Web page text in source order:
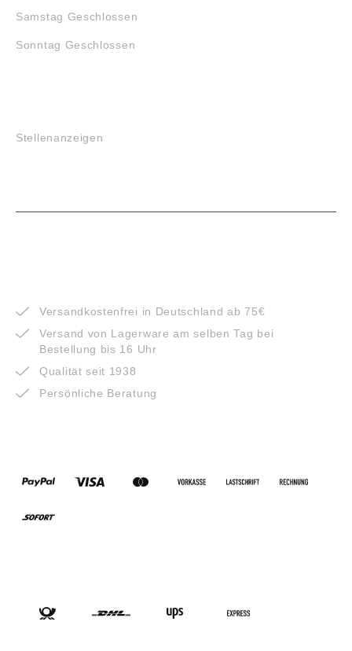
Samstag Geschlossen
Sonntag Geschlossen
Stellenanzeigen
Versandkostenfrei in Deutschland ab 75€
Versand von Lagerware am selben Tag bei
Bestellung bis 16 Uhr
Qualität seit 1938
Persönliche Beratung